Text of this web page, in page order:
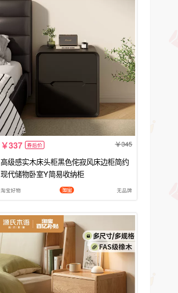
337 券后价 345
高级感实木床头柜黑色侘寂风床边柜简约
现代储物卧室Y简易收纳柜
淘宝好物 无品牌